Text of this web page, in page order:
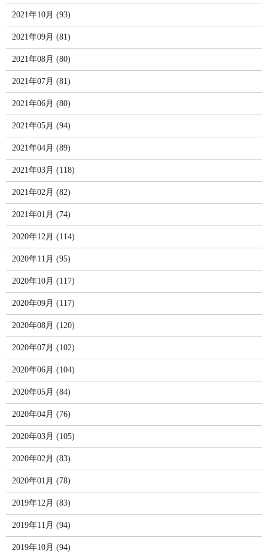
2021年10月 (93)
2021年09月 (81)
2021年08月 (80)
2021年07月 (81)
2021年06月 (80)
2021年05月 (94)
2021年04月 (89)
2021年03月 (118)
2021年02月 (82)
2021年01月 (74)
2020年12月 (114)
2020年11月 (95)
2020年10月 (117)
2020年09月 (117)
2020年08月 (120)
2020年07月 (102)
2020年06月 (104)
2020年05月 (84)
2020年04月 (76)
2020年03月 (105)
2020年02月 (83)
2020年01月 (78)
2019年12月 (83)
2019年11月 (94)
2019年10月 (94)